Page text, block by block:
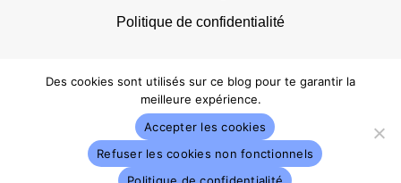
Politique de confidentialité
© 2019 – 2026 • Voyages à durée indéterminée.
Tous droits réservés.
Des cookies sont utilisés sur ce blog pour te garantir la
meilleure expérience.
Accepter les cookies
Refuser les cookies non fonctionnels
Politique de confidentialité